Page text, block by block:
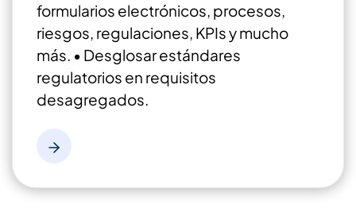
formularios electrónicos, procesos,
riesgos, regulaciones, KPIs y mucho
más. • Desglosar estándares
regulatorios en requisitos
desagregados.